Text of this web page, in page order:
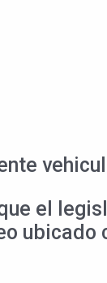
el
ubicado